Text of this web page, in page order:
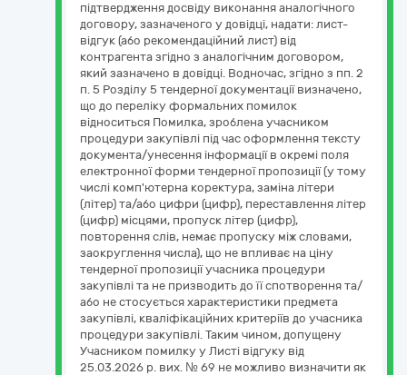
підтвердження досвіду виконання аналогічного
договору, зазначеного у довідці, надати: лист-
відгук (або рекомендаційний лист) від
контрагента згідно з аналогічним договором,
який зазначено в довідці. Водночас, згідно з пп. 2
п. 5 Розділу 5 тендерної документації визначено,
що до переліку формальних помилок
відноситься Помилка, зроблена учасником
процедури закупівлі під час оформлення тексту
документа/унесення інформації в окремі поля
електронної форми тендерної пропозиції (у тому
числі комп'ютерна коректура, заміна літери
(літер) та/або цифри (цифр), переставлення літер
(цифр) місцями, пропуск літер (цифр),
повторення слів, немає пропуску між словами,
заокруглення числа), що не впливає на ціну
тендерної пропозиції учасника процедури
закупівлі та не призводить до її спотворення та/
або не стосується характеристики предмета
закупівлі, кваліфікаційних критеріїв до учасника
процедури закупівлі. Таким чином, допущену
Учасником помилку у Листі відгуку від
25.03.2026 р. вих. № 69 не можливо визначити як